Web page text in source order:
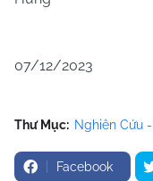
07/12/2023
Thư Mục: Nghiên Cứu
Facebook